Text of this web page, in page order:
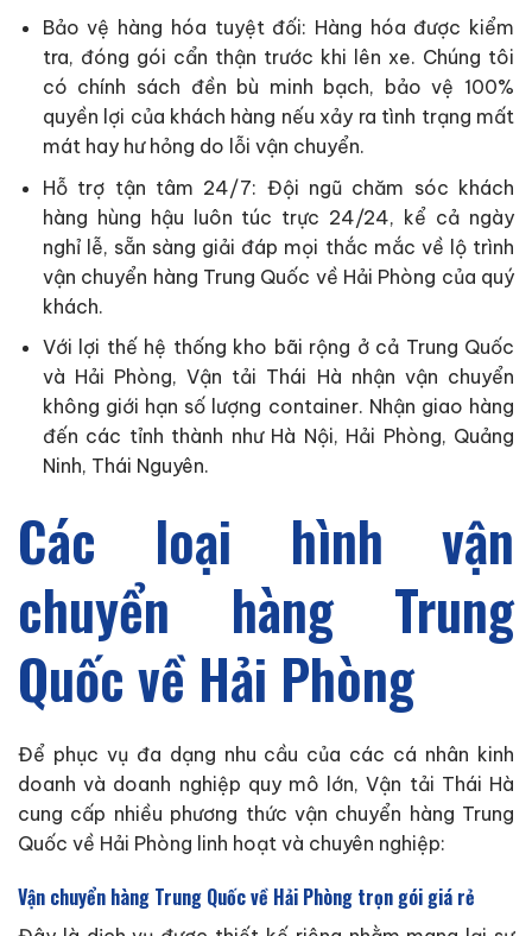
Bảo vệ hàng hóa tuyệt đối: Hàng hóa được kiểm
tra, đóng gói cẩn thận trước khi lên xe. Chúng tôi
có chính sách đền bù minh bạch, bảo vệ 100%
quyền lợi của khách hàng nếu xảy ra tình trạng mất
mát hay hư hỏng do lỗi vận chuyển.
Hỗ trợ tận tâm 24/7: Đội ngũ chăm sóc khách
hàng hùng hậu luôn túc trực 24/24, kể cả ngày
nghỉ lễ, sẵn sàng giải đáp mọi thắc mắc về lộ trình
vận chuyển hàng Trung Quốc về Hải Phòng của quý
khách.
Với lợi thế hệ thống kho bãi rộng ở cả Trung Quốc
và Hải Phòng, Vận tải Thái Hà nhận vận chuyển
không giới hạn số lượng container. Nhận giao hàng
đến các tỉnh thành như Hà Nội, Hải Phòng, Quảng
Ninh, Thái Nguyên.
Các loại hình vận
chuyển hàng Trung
Quốc về Hải Phòng
Để phục vụ đa dạng nhu cầu của các cá nhân kinh
doanh và doanh nghiệp quy mô lớn, Vận tải Thái Hà
cung cấp nhiều phương thức vận chuyển hàng Trung
Quốc về Hải Phòng linh hoạt và chuyên nghiệp:
Vận chuyển hàng Trung Quốc về Hải Phòng trọn gói giá rẻ